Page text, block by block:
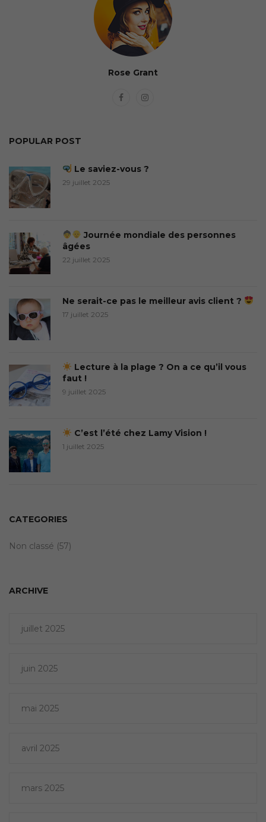
Rose Grant
POPULAR POST
Le saviez-vous ?
29 juillet 2025
Journée mondiale des personnes
âgées
22 juillet 2025
Ne serait-ce pas le meilleur avis client ?
17 juillet 2025
Lecture à la plage ? On a ce qu’il vous
faut !
9 juillet 2025
C’est l’été chez Lamy Vision !
1 juillet 2025
CATEGORIES
Non classé (57)
ARCHIVE
juillet 2025
juin 2025
mai 2025
avril 2025
mars 2025